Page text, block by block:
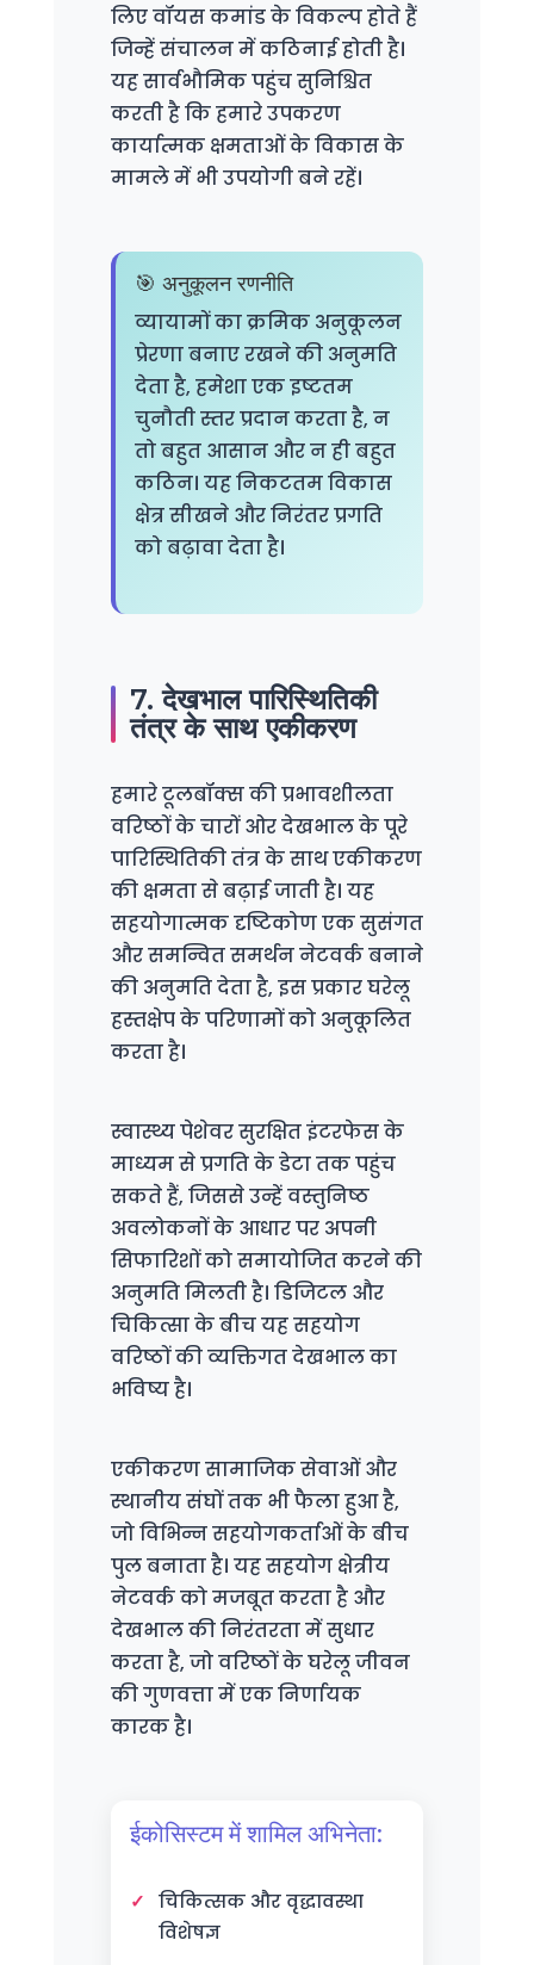
लिए वॉयस कमांड के विकल्प होते हैं
जिन्हें संचालन में कठिनाई होती है।
यह सार्वभौमिक पहुंच सुनिश्चित
करती है कि हमारे उपकरण
कार्यात्मक क्षमताओं के विकास के
मामले में भी उपयोगी बने रहें।
🎯 अनुकूलन रणनीति
व्यायामों का क्रमिक अनुकूलन
प्रेरणा बनाए रखने की अनुमति
देता है, हमेशा एक इष्टतम
चुनौती स्तर प्रदान करता है, न
तो बहुत आसान और न ही बहुत
कठिन। यह निकटतम विकास
क्षेत्र सीखने और निरंतर प्रगति
को बढ़ावा देता है।
7. देखभाल पारिस्थितिकी
तंत्र के साथ एकीकरण
हमारे टूलबॉक्स की प्रभावशीलता
वरिष्ठों के चारों ओर देखभाल के पूरे
पारिस्थितिकी तंत्र के साथ एकीकरण
की क्षमता से बढ़ाई जाती है। यह
सहयोगात्मक दृष्टिकोण एक सुसंगत
और समन्वित समर्थन नेटवर्क बनाने
की अनुमति देता है, इस प्रकार घरेलू
हस्तक्षेप के परिणामों को अनुकूलित
करता है।
स्वास्थ्य पेशेवर सुरक्षित इंटरफेस के
माध्यम से प्रगति के डेटा तक पहुंच
सकते हैं, जिससे उन्हें वस्तुनिष्ठ
अवलोकनों के आधार पर अपनी
सिफारिशों को समायोजित करने की
अनुमति मिलती है। डिजिटल और
चिकित्सा के बीच यह सहयोग
वरिष्ठों की व्यक्तिगत देखभाल का
भविष्य है।
एकीकरण सामाजिक सेवाओं और
स्थानीय संघों तक भी फैला हुआ है,
जो विभिन्न सहयोगकर्ताओं के बीच
पुल बनाता है। यह सहयोग क्षेत्रीय
नेटवर्क को मजबूत करता है और
देखभाल की निरंतरता में सुधार
करता है, जो वरिष्ठों के घरेलू जीवन
की गुणवत्ता में एक निर्णायक
कारक है।
ईकोसिस्टम में शामिल अभिनेता:
चिकित्सक और वृद्धावस्था
विशेषज्ञ